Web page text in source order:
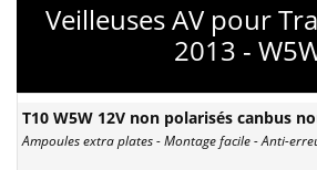
Veilleuses AV pour
2013 -
T10 W5W 12V non polarisés canbus
Ampoules extra plates - Montage facile - Anti-